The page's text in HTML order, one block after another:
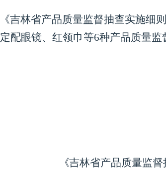
《吉林省产品质量监督抽查实施细
定配眼镜、红领巾等6种产品质量监
《吉林省产品质量监督